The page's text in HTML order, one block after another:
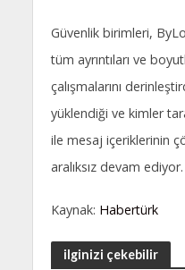
Güvenlik birimleri,
tüm ayrıntıları ve
çalışmalarını
yüklendiği ve kimler
ile mesaj içeriklerinin
aralıksız devam ediyor.
Kaynak: Habertürk
ilginizi çekebilir